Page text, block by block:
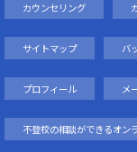
カウンセリング
サイトマップ バ
プロフィール メ
不登校の相談ができるオン